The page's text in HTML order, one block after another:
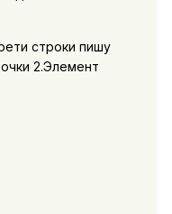
строки пишу
2.Элемент